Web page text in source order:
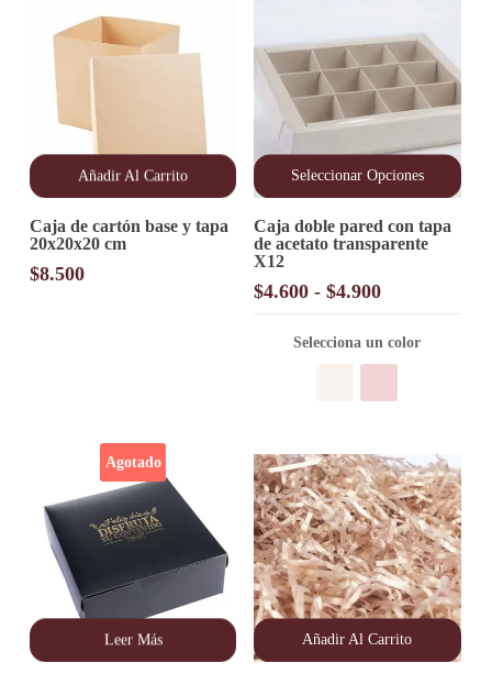
Añadir Al Carrito
Caja de cartón base y tapa
20x20x20 cm
$8.500
Seleccionar Opciones
producto
tiene
múltiples
variantes.
de
producto
Caja doble pared con tapa
de acetato transparente
X12
$4.600 - $4.900Rango
precios:
desde
Selecciona un color
Leer Más
Agotado
Añadir Al Carrito